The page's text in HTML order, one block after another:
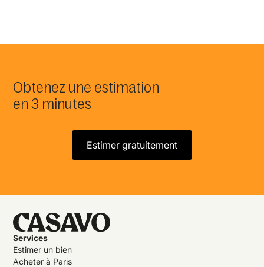
Obtenez une estimation
en 3 minutes
Estimer gratuitement
Services
Estimer un bien
Acheter à Paris